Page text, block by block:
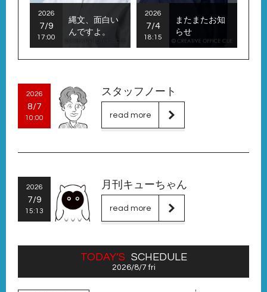
2026
7/9
17:00
縄文、面白い
んですよ。
2026
7/4
18:15
またまたお知
らせ
2026
8/7
10:00
スタッフノート
read more
2026
7/9
15:13
月刊キューちゃん
read more
TODAY’S SCHEDULE
2026/8/7 fri